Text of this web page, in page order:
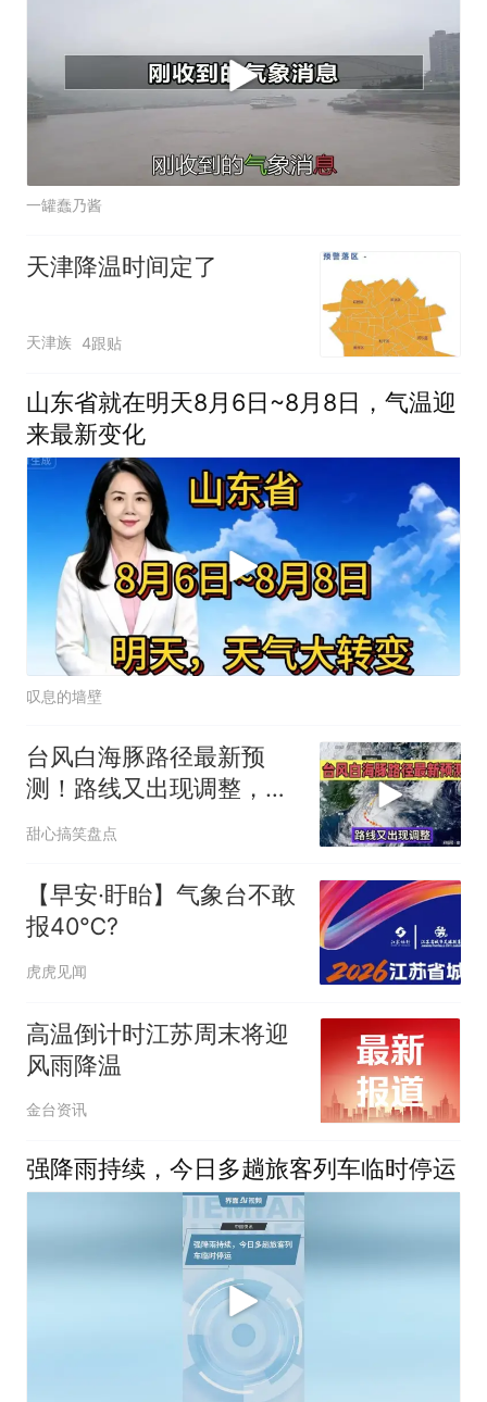
一罐蠢乃酱
天津降温时间定了
天津族 4跟贴
山东省就在明天8月6日~8月8日，气温迎
来最新变化
叹息的墙壁
台风白海豚路径最新预
测！路线又出现调整，沿
海居民务必留意
甜心搞笑盘点
【早安·盱眙】气象台不敢
报40℃?
虎虎见闻
高温倒计时江苏周末将迎
风雨降温
金台资讯
强降雨持续，今日多趟旅客列车临时停运